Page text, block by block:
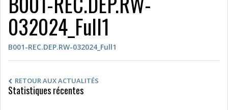
032024_Full1
B001-REC.DEP.RW-032024_Full1
RETOUR AUX ACTUALITÉS
Statistiques récentes